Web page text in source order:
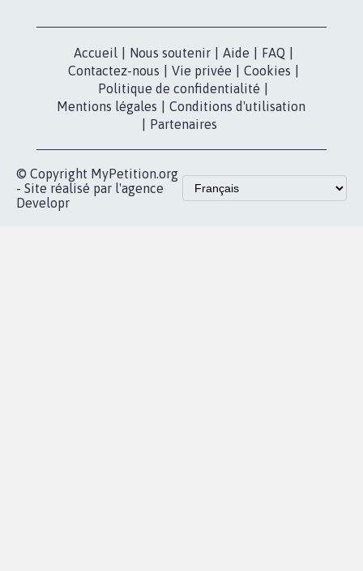
Accueil Nous soutenir Aide FAQ
Contactez-nous
Vie privée Cookies
Politique de confidentialité
Mentions légales
Conditions d'utilisation
Partenaires
© Copyright MyPetition.org
- Site réalisé par l'agence
Developr